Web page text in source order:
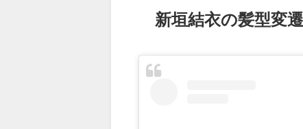
新垣結衣の髪型変